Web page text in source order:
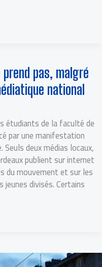
prend pas, malgré
national
étudiants de la faculté de
par une manifestation
deux médias locaux,
publient sur internet
du mouvement et sur les
divisés. Certains